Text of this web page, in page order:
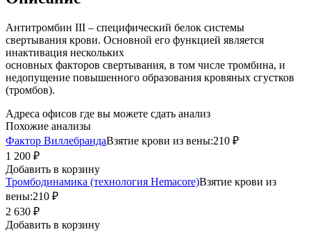
Антитромбин III – специфический белок системы
свертывания крови. Основной его функцией является
инактивация нескольких
основных факторов свертывания, в том числе тромбина, и
недопущение повышенного образования кровяных сгустков
(тромбов).
Адреса офисов где вы можете сдать анализ
Похожие анализы
Фактор ВиллебрандаВзятие крови из вены:210 ₽
1 200 ₽
Добавить в корзину
Тромбодинамика (технология Hemacore)Взятие крови из
вены:210 ₽
2 630 ₽
Добавить в корзину